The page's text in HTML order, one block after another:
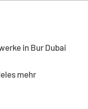
in Bur Dubai
mehr